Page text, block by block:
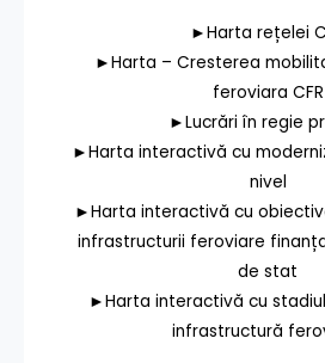
►Harta rețelei
►Harta – Cresterea
feroviara CFR
►Lucrări în regie
►Harta interactivă cu
nivel
►Harta interactivă cu
infrastructurii feroviare
de stat
►Harta interactivă cu
infrastructură